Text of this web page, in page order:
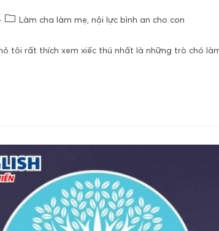
Làm cha làm mẹ, nội lực bình an cho con
tôi rất thích xem xiếc thú nhất là những trò chó